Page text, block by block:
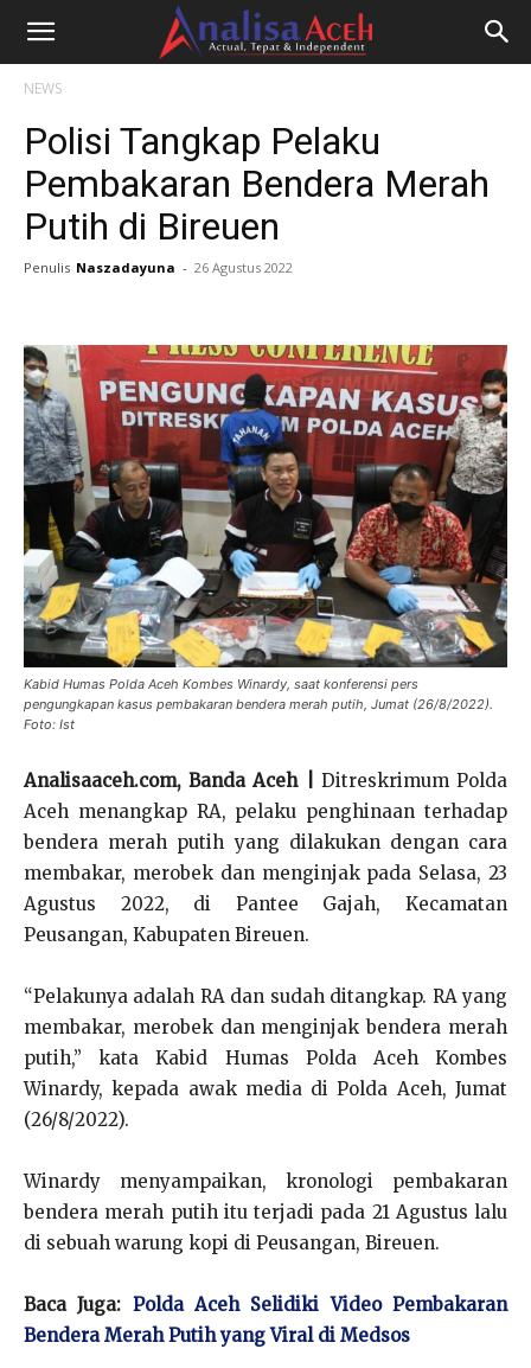
NEWS
Polisi Tangkap Pelaku
Pembakaran Bendera Merah
Putih di Bireuen
Penulis Naszadayuna - 26 Agustus 2022
Kabid Humas Polda Aceh Kombes Winardy, saat konferensi pers
pengungkapan kasus pembakaran bendera merah putih, Jumat (26/8/2022).
Foto: Ist
Analisaaceh.com, Banda Aceh |
Ditreskrimum Polda
Aceh menangkap RA, pelaku penghinaan terhadap
bendera merah putih yang dilakukan dengan cara
membakar, merobek dan menginjak pada Selasa, 23
Agustus 2022, di Pantee Gajah, Kecamatan
Peusangan, Kabupaten Bireuen.
“Pelakunya adalah RA dan sudah ditangkap. RA yang
membakar, merobek dan menginjak bendera merah
putih,” kata Kabid Humas Polda Aceh Kombes
Winardy, kepada awak media di Polda Aceh, Jumat
(26/8/2022).
Winardy menyampaikan, kronologi pembakaran
bendera merah putih itu terjadi pada 21 Agustus lalu
di sebuah warung kopi di Peusangan, Bireuen.
Baca Juga: Polda Aceh Selidiki Video Pembakaran
Bendera Merah Putih yang Viral di Medsos